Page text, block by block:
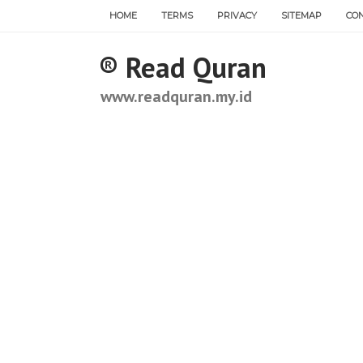
HOME TERMS PRIVACY SITEMAP
®️ Read Quran
www.readquran.my.id